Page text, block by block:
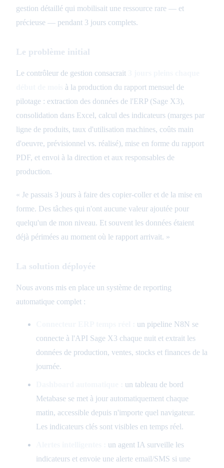
gestion détaillé qui mobilisait une ressource rare — et
précieuse — pendant 3 jours complets.
Le problème initial
Le contrôleur de gestion consacrait
à la production du rapport mensuel de
pilotage : extraction des données de l'ERP (Sage X3),
consolidation dans Excel, calcul des indicateurs (marges par
ligne de produits, taux d'utilisation machines, coûts main
d'oeuvre, prévisionnel vs. réalisé), mise en forme du rapport
PDF, et envoi à la direction et aux responsables de
production.
« Je passais 3 jours à faire des copier-coller et de la mise en
forme. Des tâches qui n'ont aucune valeur ajoutée pour
quelqu'un de mon niveau. Et souvent les données étaient
déjà périmées au moment où le rapport arrivait. »
La solution déployée
Nous avons mis en place un système de reporting
automatique complet :
un pipeline N8N se
connecte à l'API Sage X3 chaque nuit et extrait les
données de production, ventes, stocks et finances de la
journée.
un tableau de bord
Metabase se met à jour automatiquement chaque
matin, accessible depuis n'importe quel navigateur.
Les indicateurs clés sont visibles en temps réel.
un agent IA surveille les
indicateurs et envoie une alerte email/SMS si une